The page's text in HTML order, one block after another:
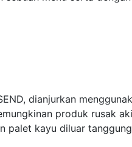
dianjurkan
produk rusak
palet kayu diluar